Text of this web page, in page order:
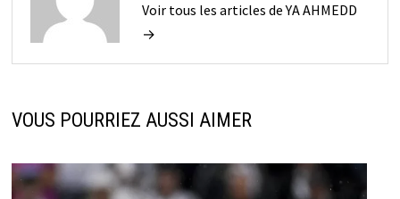
Voir tous les articles de YA AHMEDD
→
VOUS POURRIEZ AUSSI AIMER